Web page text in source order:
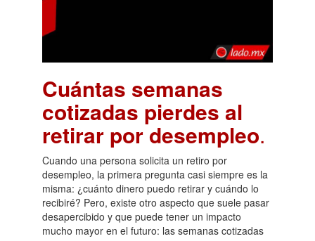
Cuántas semanas
cotizadas pierdes al
retirar por desempleo.
Cuando una persona solicita un retiro por
desempleo, la primera pregunta casi siempre es la
misma: ¿cuánto dinero puedo retirar y cuándo lo
recibiré? Pero, existe otro aspecto que suele pasar
desapercibido y que puede tener un impacto
mucho mayor en el futuro: las semanas cotizadas